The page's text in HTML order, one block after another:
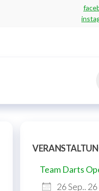
Team Darts
26 Sep.. 26